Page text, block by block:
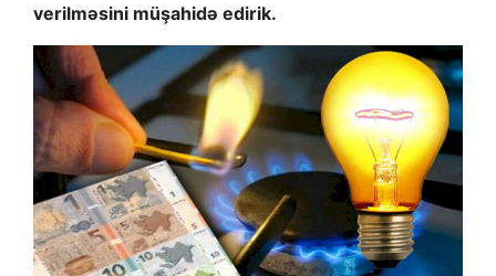
verilməsini müşahidə edirik.